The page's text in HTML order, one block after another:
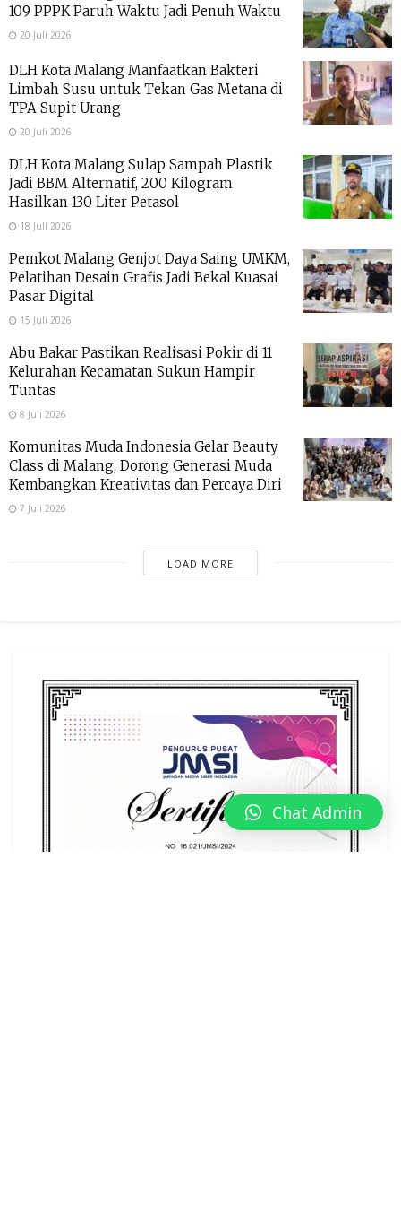
109 PPPK Paruh Waktu Jadi Penuh Waktu
20 Juli 2026
DLH Kota Malang Manfaatkan Bakteri
Limbah Susu untuk Tekan Gas Metana di
TPA Supit Urang
20 Juli 2026
DLH Kota Malang Sulap Sampah Plastik
Jadi BBM Alternatif, 200 Kilogram
Hasilkan 130 Liter Petasol
18 Juli 2026
Pemkot Malang Genjot Daya Saing UMKM,
Pelatihan Desain Grafis Jadi Bekal Kuasai
Pasar Digital
15 Juli 2026
Abu Bakar Pastikan Realisasi Pokir di 11
Kelurahan Kecamatan Sukun Hampir
Tuntas
8 Juli 2026
Komunitas Muda Indonesia Gelar Beauty
Class di Malang, Dorong Generasi Muda
Kembangkan Kreativitas dan Percaya Diri
7 Juli 2026
LOAD MORE
Chat Admin